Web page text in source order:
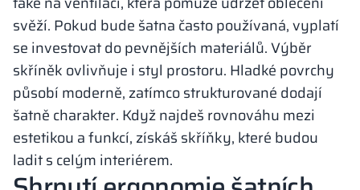
svěží. Pokud bude šatna často používaná, vyplatí
se investovat do pevnějších materiálů. Výběr
skříněk ovlivňuje i styl prostoru. Hladké povrchy
působí moderně, zatímco strukturované dodají
šatně charakter. Když najdeš rovnováhu mezi
estetikou a funkcí, získáš skříňky, které budou
ladit s celým interiérem.